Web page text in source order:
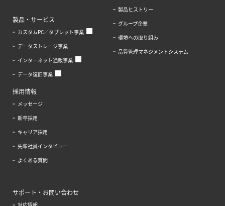
製品・サービス
カスタムPC／タブレット事業
データストレージ事業
インターネット通販事業
データ復旧事業
製品ヒストリー
グループ企業
環境への取り組み
品質管理マネジメントシステム
採用情報
メッセージ
新卒採用
キャリア採用
先輩社員インタビュー
よくある質問
サポート・お問い合わせ